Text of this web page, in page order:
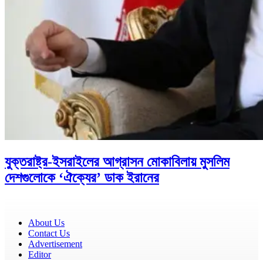
যুক্তরাষ্ট্র-ইসরাইলের আগ্রাসন মোকাবিলায় মুসলিম
দেশগুলোকে ‘ঐক্যের’ ডাক ইরানের
About Us
Contact Us
Advertisement
Editor